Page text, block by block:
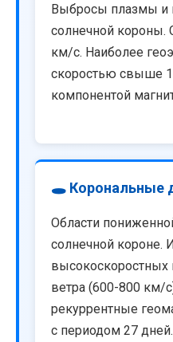
Выбросы плазмы и
солнечной короны.
км/с. Наиболее
скоростью свыше
компонентой
🕳️ Корональные
Области
солнечной короне.
высокоскоростных
ветра (600-800
рекуррентные
с периодом 27 дней.